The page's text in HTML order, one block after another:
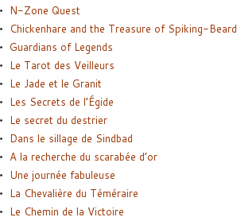
N-Zone Quest
Chickenhare and the Treasure of Spiking-Beard
Guardians of Legends
Le Tarot des Veilleurs
Le Jade et le Granit
Les Secrets de l’Égide
Le secret du destrier
Dans le sillage de Sindbad
A la recherche du scarabée d’or
Une journée fabuleuse
La Chevalière du Téméraire
Le Chemin de la Victoire